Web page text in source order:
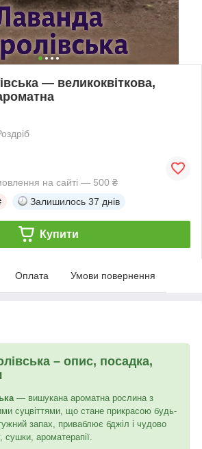
— великоквіткова,
на сайті — 500 ₴
Залишилось 37 днів
Купити
Оплата Умови повернення
– опис, посадка,
— вишукана ароматна рослина з
суцвіттями, що стане прикрасою будь-
запах, приваблює бджіл і чудово
сушки, ароматерапії.